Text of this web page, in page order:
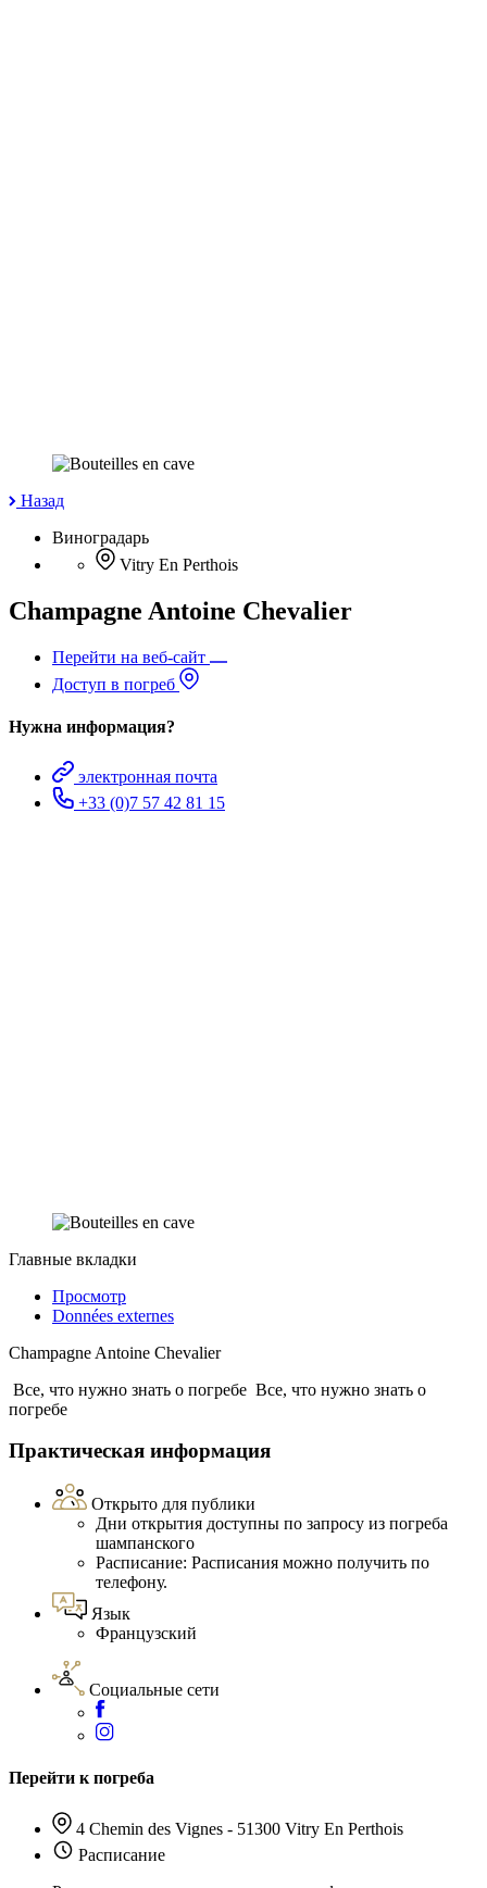
Назад
Виноградарь
Vitry En Perthois
Champagne Antoine Chevalier
Перейти на веб-сайт
Доступ в погреб
Нужна информация?
электронная почта
+33 (0)7 57 42 81 15
Главные вкладки
Просмотр
Données externes
Champagne Antoine Chevalier
Все, что нужно знать о погребе Все, что нужно знать о
погребе
Практическая информация
Открыто для публики
Дни открытия доступны по запросу из погреба
шампанского
Расписание: Расписания можно получить по
телефону.
Язык
Французский
Социальные сети
Перейти к погреба
4 Chemin des Vignes - 51300 Vitry En Perthois
Расписание